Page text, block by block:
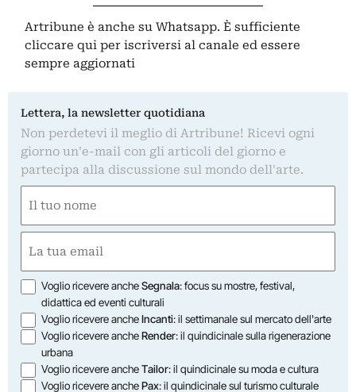
Artribune è anche su Whatsapp. È sufficiente
cliccare qui per iscriversi al canale ed essere
sempre aggiornati
Lettera, la newsletter quotidiana
Non perdetevi il meglio di Artribune! Ricevi ogni
giorno un'e-mail con gli articoli del giorno e
partecipa alla discussione sul mondo dell'arte.
(Required)
First
(Required)
Opzioni
Voglio ricevere ancheSegnala: focus su mostre, festival,
didattica ed eventi culturali
Voglio ricevere ancheIncanti: il settimanale sul mercato dell'arte
Voglio ricevere ancheRender: il quindicinale sulla rigenerazione
urbana
Voglio ricevere ancheTailor: il quindicinale su moda e cultura
Voglio ricevere anchePax: il quindicinale sul turismo culturale